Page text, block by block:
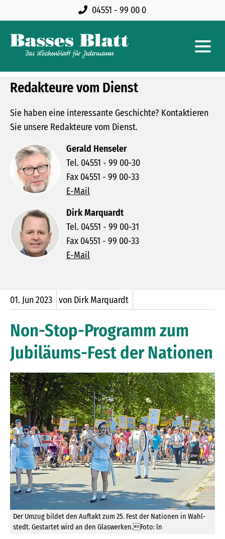
04551 - 99 00 0
Redakteure vom Dienst
Sie haben eine interessante Geschichte? Kontaktieren
Sie unsere Redakteure vom Dienst.
Gerald Henseler
Tel. 04551 - 99 00-30
Fax 04551 - 99 00-33
E-Mail
Dirk Marquardt
Tel. 04551 - 99 00-31
Fax 04551 - 99 00-33
E-Mail
01. Jun2023 von Dirk Marquardt
Non-Stop-Programm zum
Jubiläums-Fest der Nationen
Der Umzug bildet den Auftakt zum 25. Fest der Nationen in Wahl­
stedt. Gestartet wird an den Glaswerken.Foto: ln